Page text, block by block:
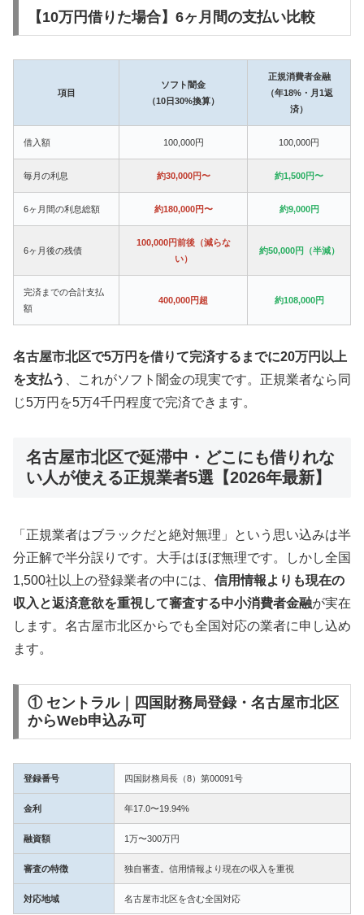
【10万円借りた場合】6ヶ月間の支払い比較
項目
ソフト闇金
（10日30%換算）
正規消費者金融
（年18%・月1返
済）
借入額 100,000円 100,000円
毎月の利息 約30,000円〜 約1,500円〜
6ヶ月間の利息総額 約180,000円〜 約9,000円
6ヶ月後の残債
100,000円前後（減らな
い）
約50,000円（半減）
完済までの合計支払
額
400,000円超 約108,000円
名古屋市北区で5万円を借りて完済するまでに20万円以上
を支払う
、これがソフト闇金の現実です。正規業者なら同
じ5万円を5万4千円程度で完済できます。
名古屋市北区で延滞中・どこにも借りれな
い人が使える正規業者5選【2026年最新】
「正規業者はブラックだと絶対無理」という思い込みは半
分正解で半分誤りです。大手はほぼ無理です。しかし全国
1,500社以上の登録業者の中には、 信用情報よりも現在の
収入と返済意欲を重視して審査する中小消費者金融が実在
します。名古屋市北区からでも全国対応の業者に申し込め
ます。
① セントラル｜四国財務局登録・名古屋市北区
からWeb申込み可
登録番号 四国財務局長（8）第00091号
金利 年17.0〜19.94%
融資額 1万〜300万円
審査の特徴 独自審査。信用情報より現在の収入を重視
対応地域 名古屋市北区を含む全国対応